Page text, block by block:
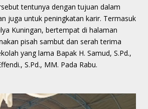
tentunya dengan tujuan dalam
juga untuk peningkatan karir. Termasuk
Kuningan, bertempat di halaman
pisah sambut dan serah terima
yang lama Bapak H. Samud, S.Pd.,
S.Pd., MM. Pada Rabu.